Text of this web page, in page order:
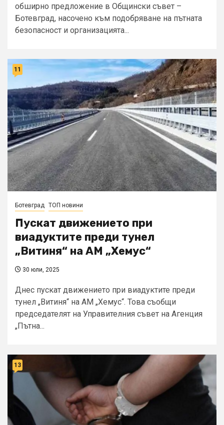
обширно предложение в Общински съвет –
Ботевград, насочено към подобряване на пътната
безопасност и организацията...
11
Ботевград ТОП новини
Пускат движението при
виадуктите преди тунел
„Витиня“ на АМ „Хемус“
30 юли, 2025
Днес пускат движението при виадуктите преди
тунел „Витиня“ на АМ „Хемус“. Това съобщи
председателят на Управителния съвет на Агенция
„Пътна...
13